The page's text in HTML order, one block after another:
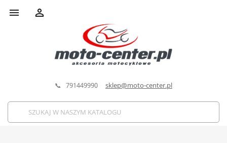
 
📞 791449990 sklep@moto-center.pl